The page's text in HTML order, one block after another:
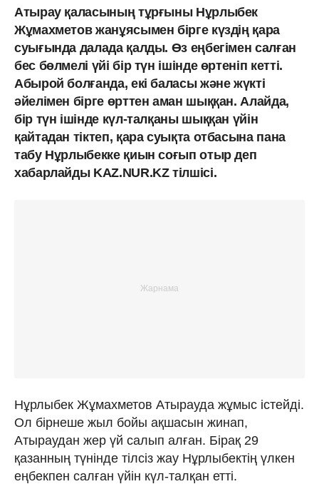
Атырау қаласының тұрғыны Нұрлыбек
Жұмахметов жанұясымен бірге күздің қара
суығында далада қалды. Өз еңбегімен салған
бес бөлмелі үйі бір түн ішінде өртеніп кетті.
Абырой болғанда, екі баласы және жүкті
әйелімен бірге өрттен аман шыққан. Алайда,
бір түн ішінде күл-талқаны шыққан үйін
қайтадан тіктеп, қара суықта отбасына пана
табу Нұрлыбекке қиын соғып отыр деп
хабарлайды KAZ.NUR.KZ тілшісі.
Нұрлыбек Жұмахметов Атырауда жұмыс істейді.
Ол бірнеше жыл бойы ақшасын жинап,
Атыраудан жер үй салып алған. Бірақ 29
қазанның түнінде тілсіз жау Нұрлыбектің үлкен
еңбекпен салған үйін күл-талқан етті.